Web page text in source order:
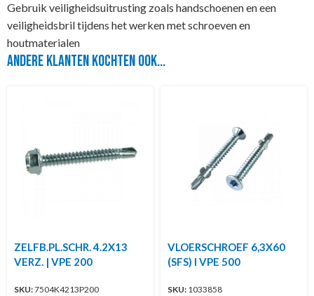
Gebruik veiligheidsuitrusting zoals handschoenen en een
veiligheidsbril tijdens het werken met schroeven en
houtmaterialen
Andere klanten kochten ook...
ZELFB.PL.SCHR. 4.2X13
VERZ. | VPE 200
SKU:7504K4213P200
VLOERSCHROEF 6,3X60
(SFS) I VPE 500
SKU: 1033858